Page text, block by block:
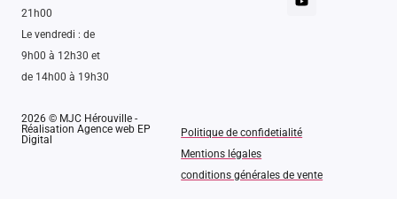
21h00
Le vendredi : de
9h00 à 12h30 et
de 14h00 à 19h30
2026 © MJC Hérouville -
Réalisation Agence web EP
Digital
Politique de confidetialité
Mentions légales
conditions générales de vente